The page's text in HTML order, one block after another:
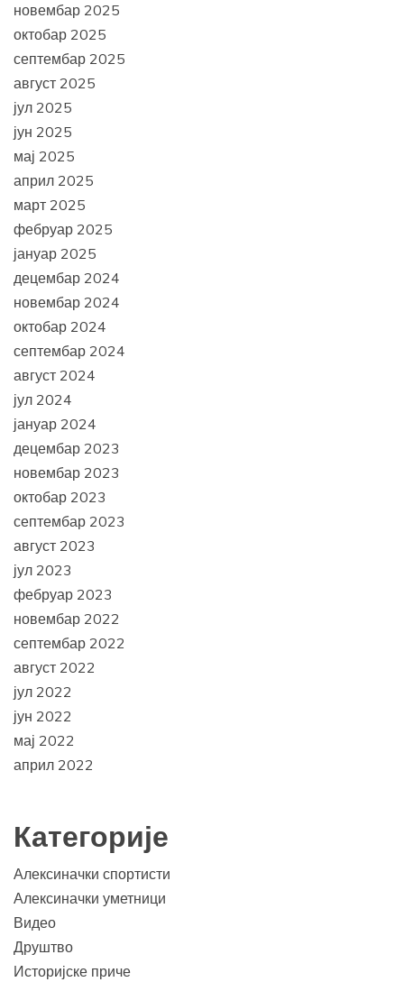
новембар 2025
октобар 2025
септембар 2025
август 2025
јул 2025
јун 2025
мај 2025
април 2025
март 2025
фебруар 2025
јануар 2025
децембар 2024
новембар 2024
октобар 2024
септембар 2024
август 2024
јул 2024
јануар 2024
децембар 2023
новембар 2023
октобар 2023
септембар 2023
август 2023
јул 2023
фебруар 2023
новембар 2022
септембар 2022
август 2022
јул 2022
јун 2022
мај 2022
април 2022
Категорије
Алексиначки спортисти
Алексиначки уметници
Видео
Друштво
Историјске приче